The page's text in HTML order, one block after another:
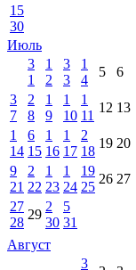
15
30
Июль
3
1
1
2
3
3
1
4
5
6
3
7
2
8
1
9
1
10
1
11
12 13
1
14
6
15
1
16
1
17
2
18
19 20
9
21
2
22
1
23
1
24
19
25
26 27
27
28
29
2
30
5
31
Август
3